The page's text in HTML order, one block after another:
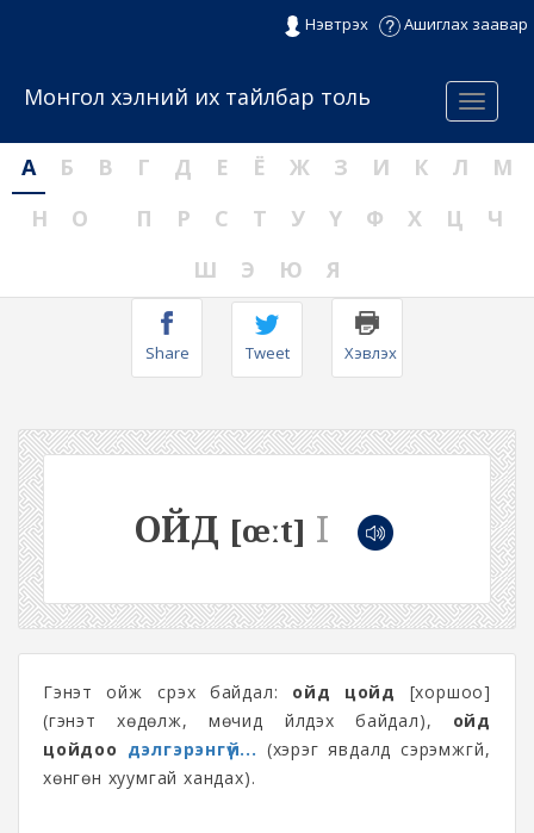
Нэвтрэх Ашиглах заавар
Menu
Монгол хэлний их тайлбар толь
А Б В Г Д Е Ё Ж З И К Л
М
Н
О П Р С Т У Ү Ф Х Ц
Ч
Ш
Э Ю Я
Share Tweet Хэвлэх
ОЙД [œːt] I
Гэнэт ойж үсрэх байдал: ойд цойд
[хоршоо]
(гэнэт хөдөлж, мөчид үйлдэх байдал), ойд
цойдоо дэлгэрэнгүй... (хэрэг явдалд сэрэмжгүй,
хөнгөн хуумгай хандах).